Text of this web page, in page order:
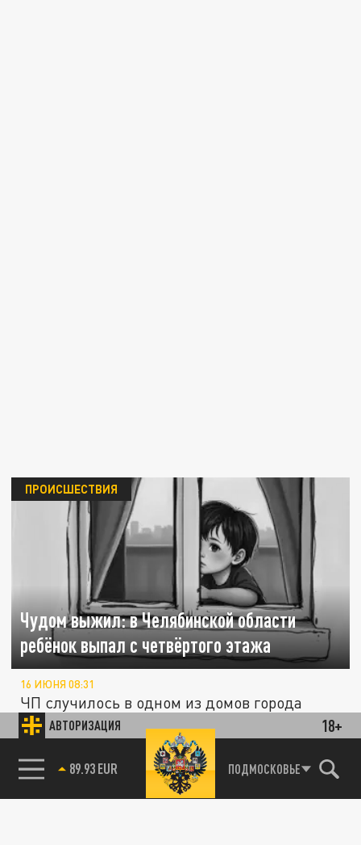
АВТОРИЗАЦИЯ 18+
85.64 BRENT ПОДМОСКОВЬЕ
Чудом выжил: в Челябинской области
ребёнок выпал с четвёртого этажа
ПРОИСШЕСТВИЯ
16 ИЮНЯ 08:31
ЧП случилось в одном из домов города
Пласт.
ПРОИСШЕСТВИЯ